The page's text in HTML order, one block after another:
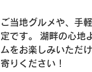
ご当地グルメや、手
定です。 湖畔の心地
ムをお楽しみいただ
寄りください！